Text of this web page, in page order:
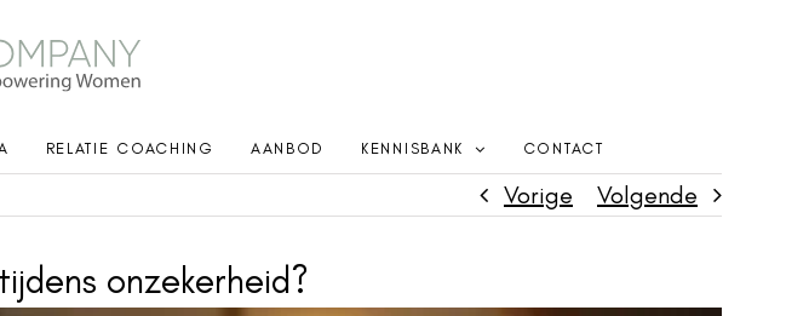
RELATIE COACHING AANBOD KENNISBANK CONTACT
Vorige Volgende
onzekerheid?